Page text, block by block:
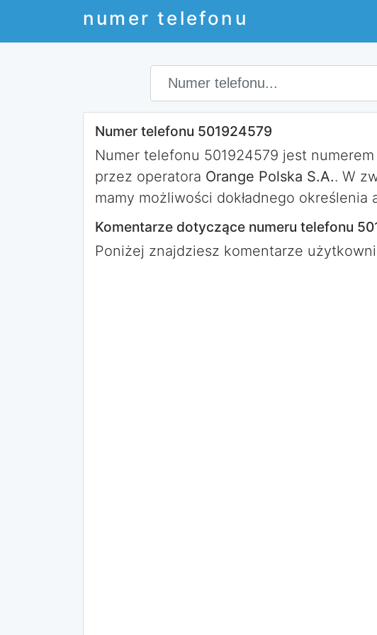
numer telefonu
Numer telefonu 501924579
Numer telefonu 501924579 jest
przez operatora Orange Polska S.A.. W
mamy możliwości dokładnego określenia
Komentarze dotyczące numeru telefonu
Poniżej znajdziesz komentarze